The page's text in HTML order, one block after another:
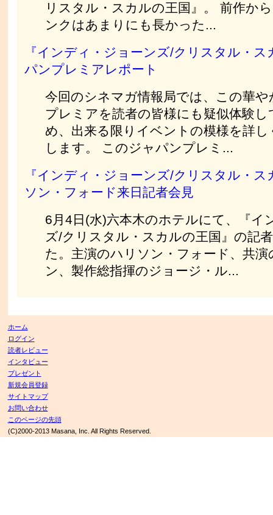
リスタル・スカルの王国』。 前作か
ンクはあまりにも長かった...
『インディ・ジョーンズ/クリスタル・
パンプレミアレポート
今回のシネマガ情報局では、この華
プレミアを読者の皆様にも疑似体験
め、出来る限りイベントの模様を詳
します。 このジャパンプレミ...
『インディ・ジョーンズ/クリスタル・
ソン・フォード来日記者会見
6月4日(水)六本木のホテルにて、『イ
ズ/クリスタル・スカルの王国』の記
た。主演のハリソン・フォード、共
ン、製作総指揮のジョージ・ル...
ホーム
ログイン
読者レビュー
インタビュー
プレゼント
新規会員登録
サイトマップ
お問い合わせ
このページの先頭
(C)2000-2013 Masana, Inc. All Rights Reserved.